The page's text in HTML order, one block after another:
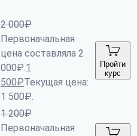
2 000₽
Первоначальная
цена составляла 2
000₽.1
500₽Текущая цена:
1 500₽.
Пройти
курс
1 200₽
Первоначальная